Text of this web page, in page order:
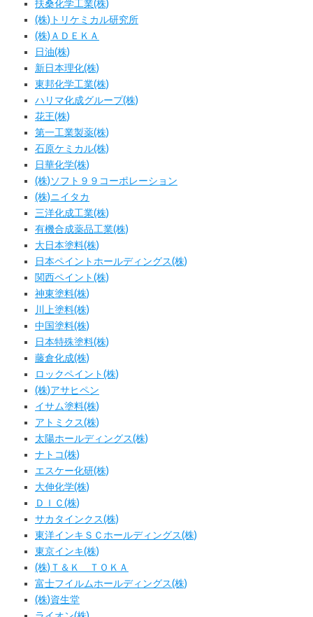
扶桑化学工業(株)
(株)トリケミカル研究所
(株)ＡＤＥＫＡ
日油(株)
新日本理化(株)
東邦化学工業(株)
ハリマ化成グループ(株)
花王(株)
第一工業製薬(株)
石原ケミカル(株)
日華化学(株)
(株)ソフト９９コーポレーション
(株)ニイタカ
三洋化成工業(株)
有機合成薬品工業(株)
大日本塗料(株)
日本ペイントホールディングス(株)
関西ペイント(株)
神東塗料(株)
川上塗料(株)
中国塗料(株)
日本特殊塗料(株)
藤倉化成(株)
ロックペイント(株)
(株)アサヒペン
イサム塗料(株)
アトミクス(株)
太陽ホールディングス(株)
ナトコ(株)
エスケー化研(株)
大伸化学(株)
ＤＩＣ(株)
サカタインクス(株)
東洋インキＳＣホールディングス(株)
東京インキ(株)
(株)Ｔ＆Ｋ ＴＯＫＡ
富士フイルムホールディングス(株)
(株)資生堂